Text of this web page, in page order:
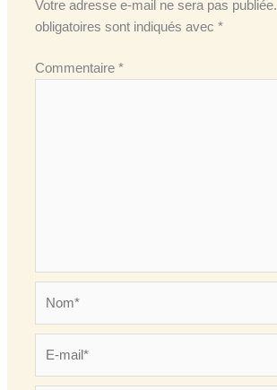
Votre adresse e-mail ne sera pas publiée.
obligatoires sont indiqués avec*
Commentaire*